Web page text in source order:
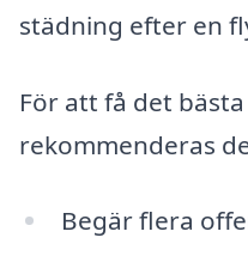
städning efter en
För att få det
rekommenderas
Begär flera